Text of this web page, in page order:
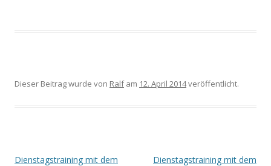
Dieser Beitrag wurde von Ralfam 12. April 2014veröffentlicht.
Beitrags-
Dienstagstraining mit dem
Dienstagstraining mit dem